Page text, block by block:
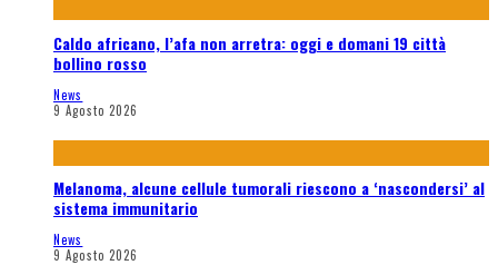
Caldo africano, l’afa non arretra: oggi e domani 19 città
bollino rosso
News
9 Agosto 2026
Melanoma, alcune cellule tumorali riescono a ‘nascondersi’ al
sistema immunitario
News
9 Agosto 2026